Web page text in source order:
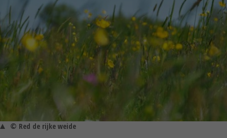
© Red de rijke weide